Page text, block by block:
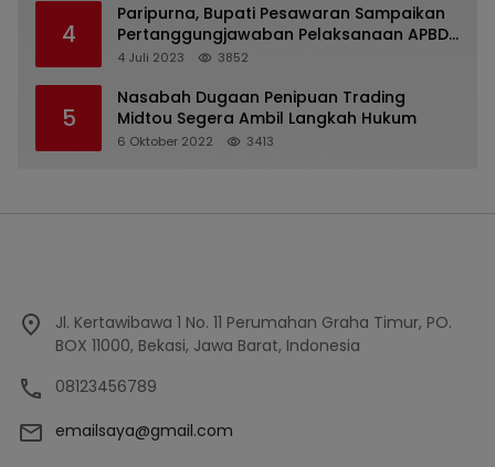
4
Paripurna, Bupati Pesawaran Sampaikan
Pertanggungjawaban Pelaksanaan APBD
2022
4 Juli 2023 3852
5
Nasabah Dugaan Penipuan Trading
Midtou Segera Ambil Langkah Hukum
6 Oktober 2022 3413
Jl. Kertawibawa 1 No. 11 Perumahan Graha Timur, PO.
BOX 11000, Bekasi, Jawa Barat, Indonesia
08123456789
emailsaya@gmail.com